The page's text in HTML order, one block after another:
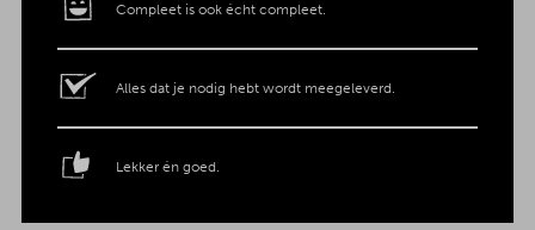
Compleet is ook écht compleet.
Alles dat je nodig hebt wordt meegeleverd.
Lekker én goed.